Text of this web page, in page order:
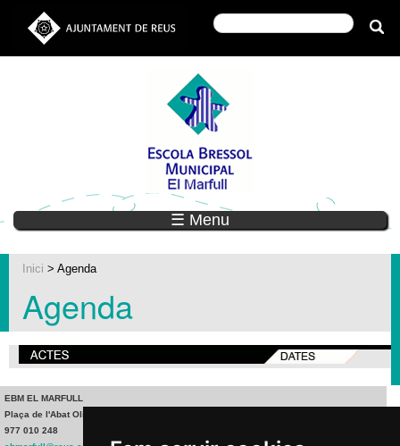
☰ Menu
Inici > Agenda
Agenda
EBM EL MARFULL
Plaça de l'Abat Oliba, 35 43204 REUS
977 010 248